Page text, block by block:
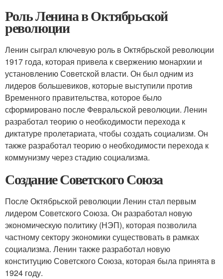
Роль Ленина в Октябрьской
революции
Ленин сыграл ключевую роль в Октябрьской революции
1917 года, которая привела к свержению монархии и
установлению Советской власти. Он был одним из
лидеров большевиков, которые выступили против
Временного правительства, которое было
сформировано после Февральской революции. Ленин
разработал теорию о необходимости перехода к
диктатуре пролетариата, чтобы создать социализм. Он
также разработал теорию о необходимости перехода к
коммунизму через стадию социализма.
Создание Советского Союза
После Октябрьской революции Ленин стал первым
лидером Советского Союза. Он разработал новую
экономическую политику (НЭП), которая позволила
частному сектору экономики существовать в рамках
социализма. Ленин также разработал новую
конституцию Советского Союза, которая была принята в
1924 году.